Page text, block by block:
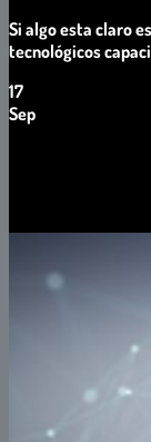
Si algo esta claro
tecnológicos
17
Sep